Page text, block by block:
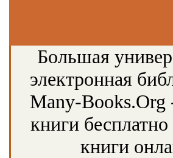
Большая
электронная
Many-Books.Org
книги бесплатно
книги